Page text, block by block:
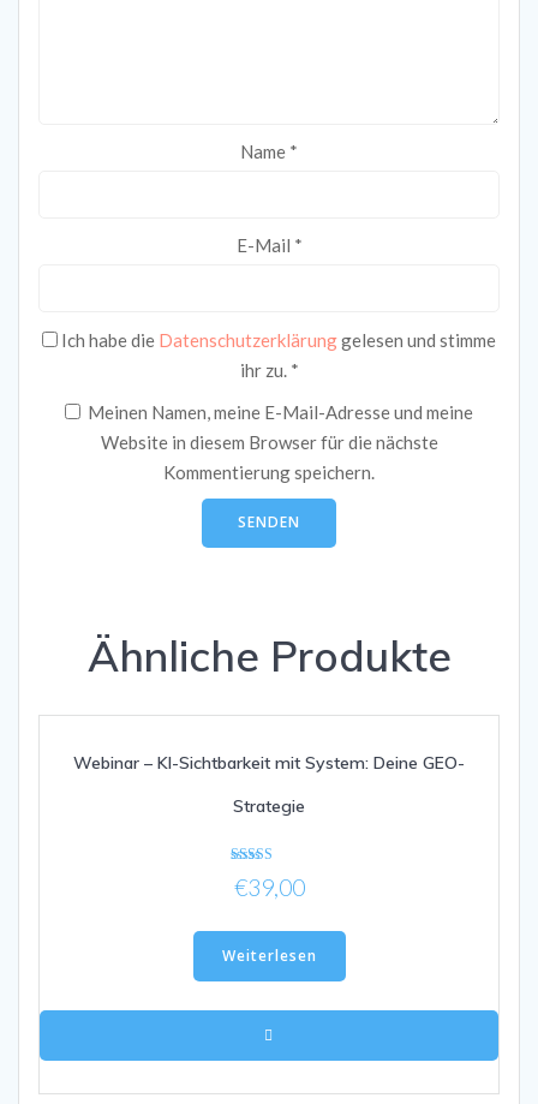
Name *
E-Mail *
Ich habe die Datenschutzerklärunggelesen und stimme
ihr zu. *
Meinen Namen, meine E-Mail-Adresse und meine
Website in diesem Browser für die nächste
Kommentierung speichern.
Ähnliche Produkte
Webinar – KI-Sichtbarkeit mit System: Deine GEO-
Strategie
5.00
von 5
€39,00
Weiterlesen